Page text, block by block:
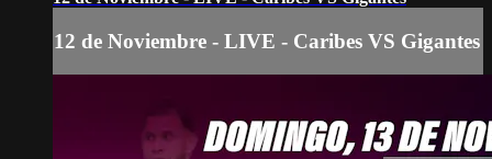
12 de Noviembre - LIVE - Caribes VS Gigantes